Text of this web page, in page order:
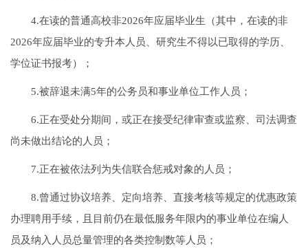
4.在读的普通高校非2026年应届毕业生（其中，在读的非
2026年应届毕业的专升本人员、研究生不得以已取得的学历、
学位证书报考）；
5.被辞退未满5年的公务员和事业单位工作人员；
6.正在受处分期间，或正在接受纪律审查或监察、司法调查
尚未做出结论的人员；
7.正在被依法列为失信联合惩戒对象的人员；
8.曾通过协议培养、定向培养、直接考核等规定的优惠政策
办理聘用手续，且目前仍在最低服务年限内的事业单位在编人
员及纳入人员总量管理的各类控制数等人员；